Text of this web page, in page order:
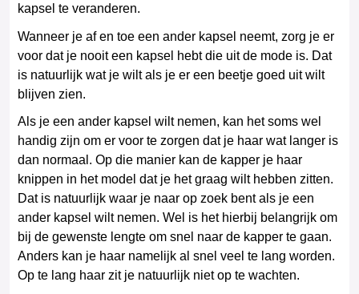
kapsel te veranderen.
Wanneer je af en toe een ander kapsel neemt, zorg je er
voor dat je nooit een kapsel hebt die uit de mode is. Dat
is natuurlijk wat je wilt als je er een beetje goed uit wilt
blijven zien.
Als je een ander kapsel wilt nemen, kan het soms wel
handig zijn om er voor te zorgen dat je haar wat langer is
dan normaal. Op die manier kan de kapper je haar
knippen in het model dat je het graag wilt hebben zitten.
Dat is natuurlijk waar je naar op zoek bent als je een
ander kapsel wilt nemen. Wel is het hierbij belangrijk om
bij de gewenste lengte om snel naar de kapper te gaan.
Anders kan je haar namelijk al snel veel te lang worden.
Op te lang haar zit je natuurlijk niet op te wachten.